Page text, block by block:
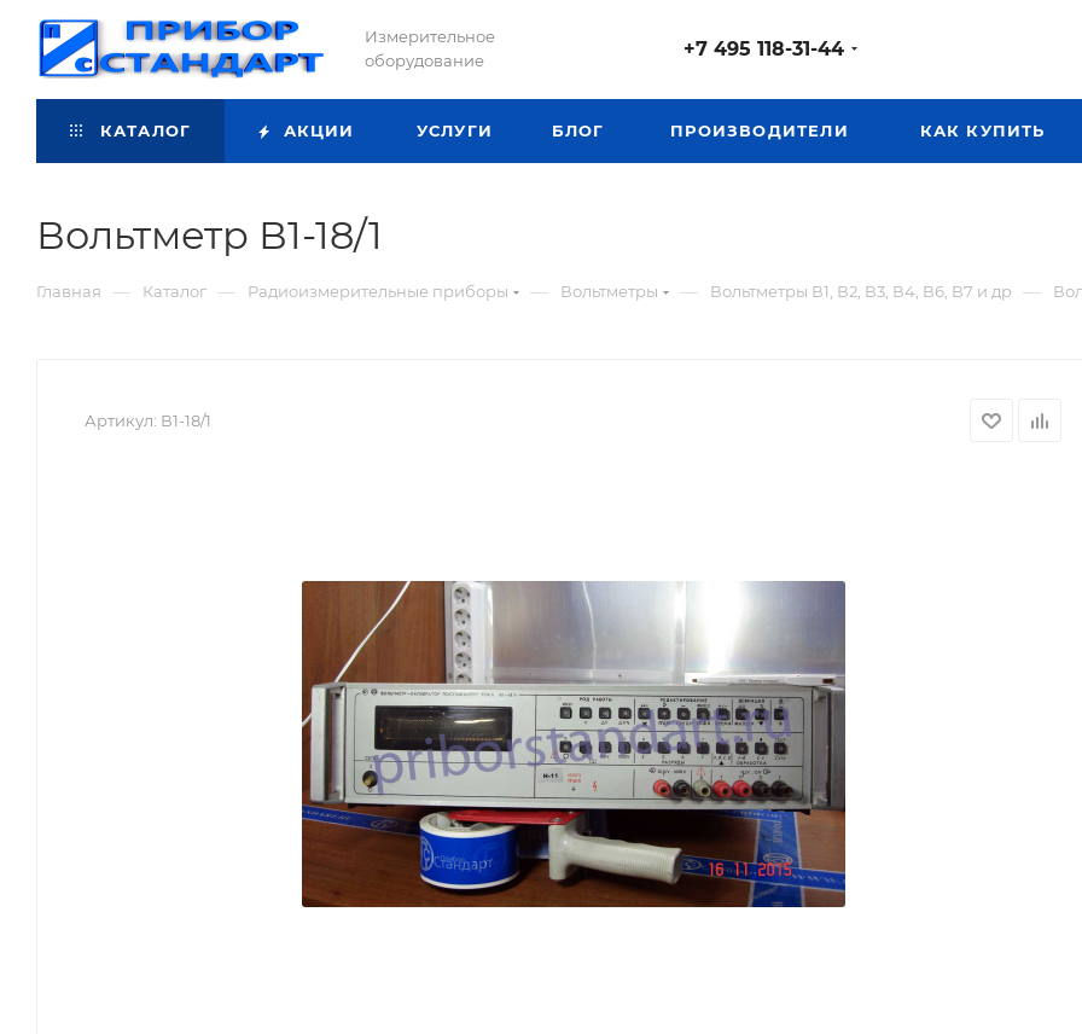
Измерительное
оборудование
+7 495 118-31-44
КАТАЛОГ АКЦИИ УСЛУГИ БЛОГ ПРОИЗВОДИТЕЛИ КАК КУПИТЬ
Вольтметр В1-18/1
Главная — Каталог — Радиоизмерительные приборы — Вольтметры — Вольтметры В1, В2, В3, В4, В6, В7 и др —
Артикул: В1-18/1